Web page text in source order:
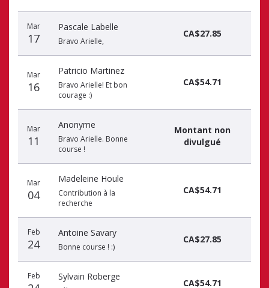
Mar
17
Pascale Labelle
Bravo Arielle,
CA$27.85
Mar
16
Patricio Martinez
Bravo Arielle! Et bon
courage :)
CA$54.71
Mar
11
Anonyme
Bravo Arielle. Bonne
course !
Montant non
divulgué
Mar
04
Madeleine Houle
Contribution à la
recherche
CA$54.71
Feb
24
Antoine Savary
Bonne course ! :)
CA$27.85
Feb Sylvain Roberge
CA$54.71